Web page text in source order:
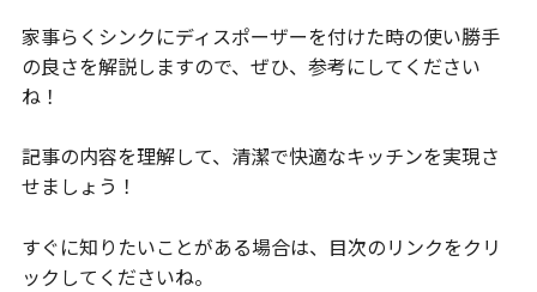
家事らくシンクにディスポーザーを付けた時の使い勝手
の良さを解説しますので、ぜひ、参考にしてください
ね！
記事の内容を理解して、清潔で快適なキッチンを実現さ
せましょう！
すぐに知りたいことがある場合は、目次のリンクをクリ
ックしてくださいね。